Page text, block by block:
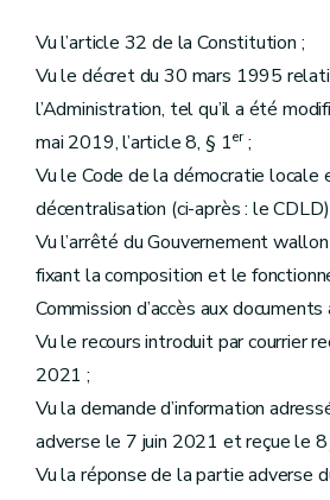
Vu l’article 32 de la Constitution ;
Vu le décret du 30 mars 1995
l’Administration, tel qu’il a été
mai 2019, l’article 8, § 1er;
Vu le Code de la démocratie locale
décentralisation (ci-après : le
Vu l’arrêté du Gouvernement
fixant la composition et le
Commission d’accès aux
Vu le recours introduit par courrier
2021 ;
Vu la demande d’information
adverse le 7 juin 2021 et reçue le
Vu la réponse de la partie adverse